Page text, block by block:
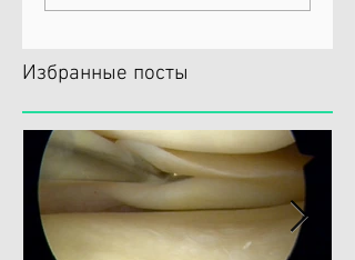
Избранные посты